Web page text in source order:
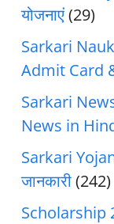
योजनाएं(29)
Sarkari
Admit Card
Sarkari
News in
Sarkari
जानकारी(242)
Scholarship